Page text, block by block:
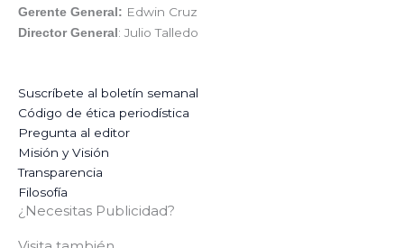
Gerente General: Edwin Cruz
Director General: Julio Talledo
Suscríbete al boletín semanal
Código de ética periodística
Pregunta al editor
Misión y Visión
Transparencia
Filosofía
¿Necesitas Publicidad?